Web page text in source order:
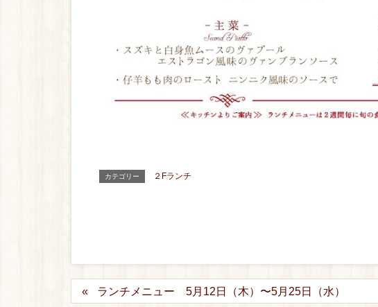
カテゴリー ２Fランチ
ランチメニュー 5月12日（木）〜5月25日（水）